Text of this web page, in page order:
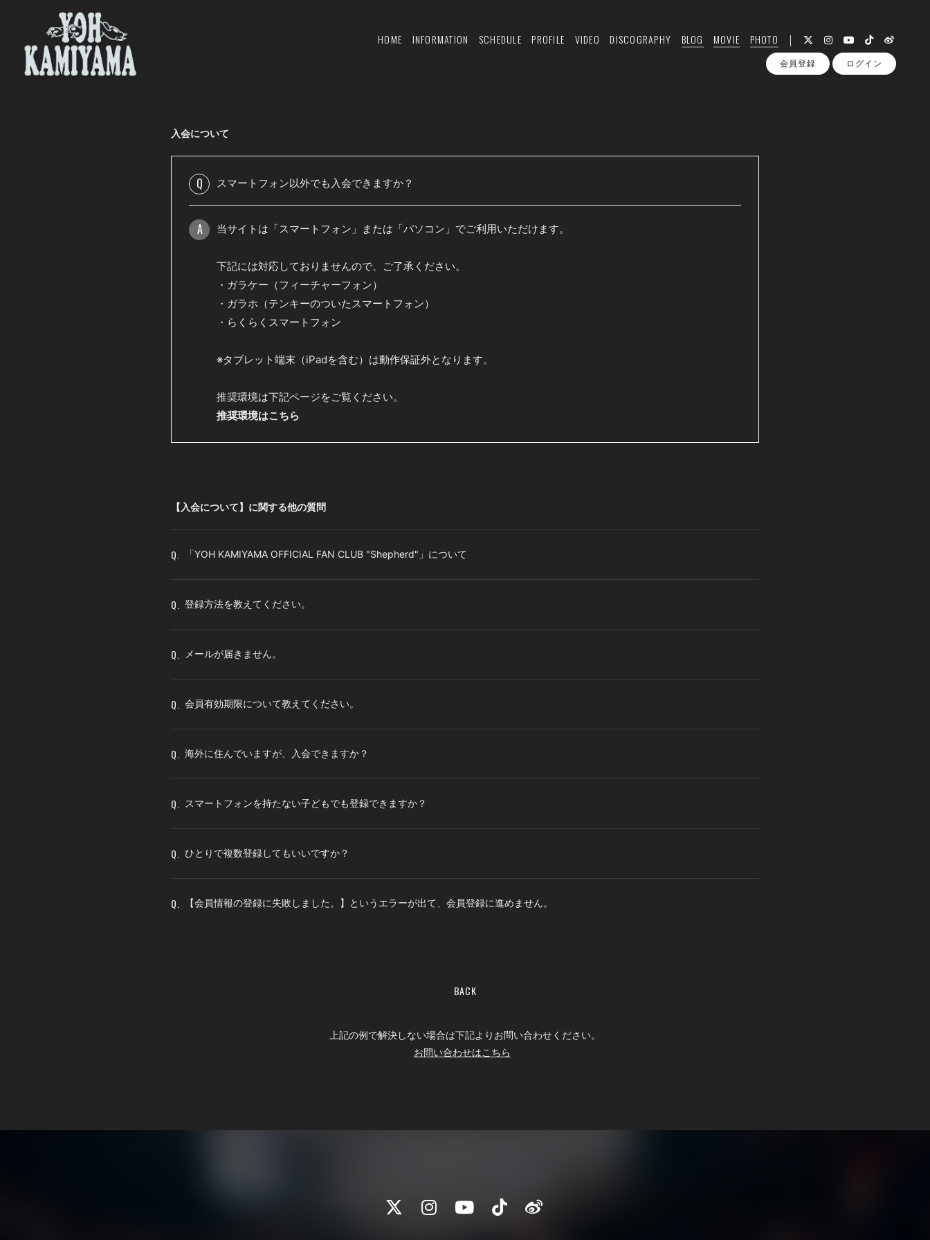
HOME INFORMATION SCHEDULE PROFILE VIDEO DISCOGRAPHY BLOG MOVIE PHOTO
会員登録 ログイン
入会について
Q スマートフォン以外でも入会できますか？
A 当サイトは「スマートフォン」または「パソコン」でご利用いただけます。
下記には対応しておりませんので、ご了承ください。
・ガラケー（フィーチャーフォン）
・ガラホ（テンキーのついたスマートフォン）
・らくらくスマートフォン
※タブレット端末（iPadを含む）は動作保証外となります。
推奨環境は下記ページをご覧ください。
推奨環境はこちら
【入会について】に関する他の質問
Q. 「YOH KAMIYAMA OFFICIAL FAN CLUB "Shepherd"」について
Q. 登録方法を教えてください。
Q. メールが届きません。
Q. 会員有効期限について教えてください。
Q. 海外に住んでいますが、入会できますか？
Q. スマートフォンを持たない子どもでも登録できますか？
Q. ひとりで複数登録してもいいですか？
Q. 【会員情報の登録に失敗しました。】というエラーが出て、会員登録に進めません。
BACK
上記の例で解決しない場合は下記よりお問い合わせください。
お問い合わせはこちら